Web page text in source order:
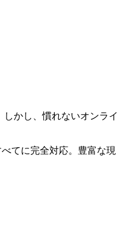
かし、慣れないオンライ
てに完全対応。豊富な現